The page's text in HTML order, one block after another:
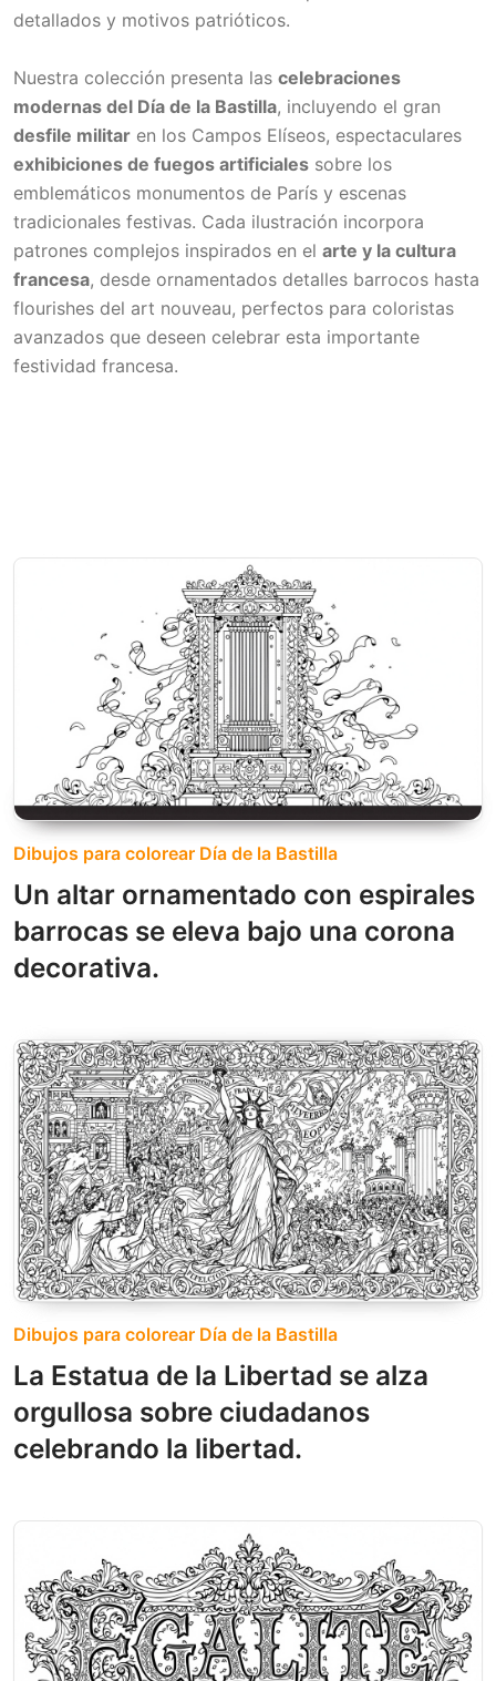
detallados y motivos patrióticos.
Nuestra colección presenta las celebraciones
modernas del Día de la Bastilla, incluyendo el gran
desfile militar en los Campos Elíseos, espectaculares
exhibiciones de fuegos artificiales sobre los
emblemáticos monumentos de París y escenas
tradicionales festivas. Cada ilustración incorpora
patrones complejos inspirados en el arte y la cultura
francesa, desde ornamentados detalles barrocos hasta
flourishes del art nouveau, perfectos para coloristas
avanzados que deseen celebrar esta importante
festividad francesa.
Dibujos para colorear Día de la Bastilla
Un altar ornamentado con espirales
barrocas se eleva bajo una corona
decorativa.
Dibujos para colorear Día de la Bastilla
La Estatua de la Libertad se alza
orgullosa sobre ciudadanos
celebrando la libertad.